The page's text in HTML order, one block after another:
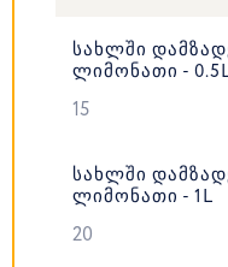
ᲡᲐᲮᲚᲨᲘ
ᲚᲘᲛᲝᲜᲐᲗᲘ -
15
ᲡᲐᲮᲚᲨᲘ
ᲚᲘᲛᲝᲜᲐᲗᲘ - 1L
20